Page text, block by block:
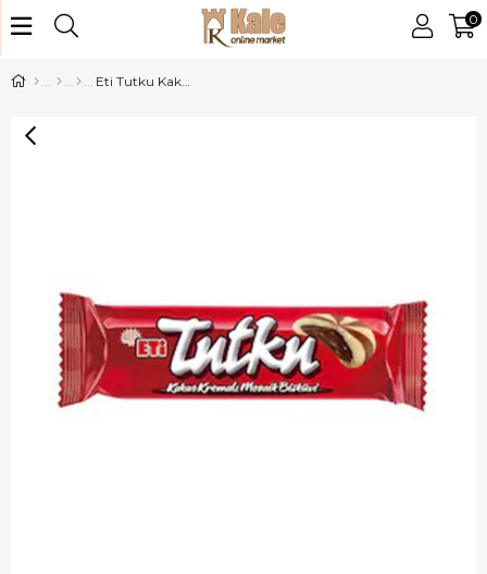
0
Eti Tutku Kakao Kremalı Bisküvi 100 gr